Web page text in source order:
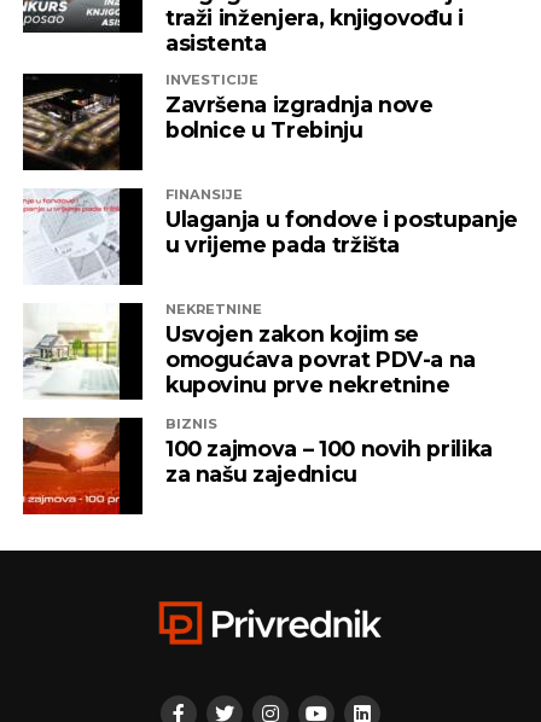
traži inženjera, knjigovođu i
asistenta
INVESTICIJE
Završena izgradnja nove
bolnice u Trebinju
FINANSIJE
Ulaganja u fondove i postupanje
u vrijeme pada tržišta
NEKRETNINE
Usvojen zakon kojim se
omogućava povrat PDV-a na
kupovinu prve nekretnine
BIZNIS
100 zajmova – 100 novih prilika
za našu zajednicu